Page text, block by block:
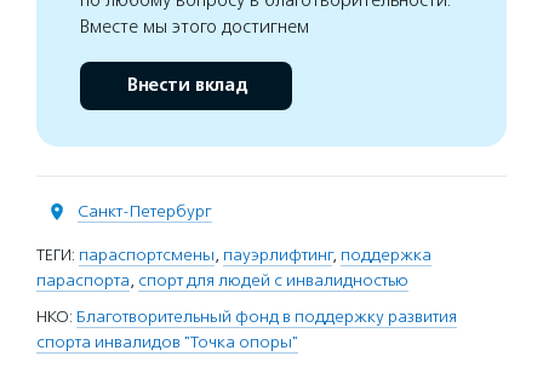
Вместе мы этого достигнем
Внести вклад
Санкт-Петербург
ТЕГИ: параспортсмены, пауэрлифтинг, поддержка
параспорта, спорт для людей с инвалидностью
НКО: Благотворительный фонд в поддержку развития
спорта инвалидов "Точка опоры"